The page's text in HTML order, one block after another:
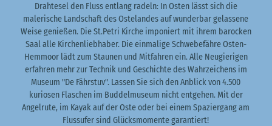
Drahtesel den Fluss entlang radeln: In Osten lässt sich die
malerische Landschaft des Ostelandes auf wunderbar gelassene
Weise genießen. Die St.Petri Kirche imponiert mit ihrem barocken
Saal alle Kirchenliebhaber. Die einmalige Schwebefähre Osten-
Hemmoor lädt zum Staunen und Mitfahren ein. Alle Neugierigen
erfahren mehr zur Technik und Geschichte des Wahrzeichens im
Museum "De Fährstuv". Lassen Sie sich den Anblick von 4.500
kuriosen Flaschen im Buddelmuseum nicht entgehen. Mit der
Angelrute, im Kayak auf der Oste oder bei einem Spaziergang am
Flussufer sind Glücksmomente garantiert!